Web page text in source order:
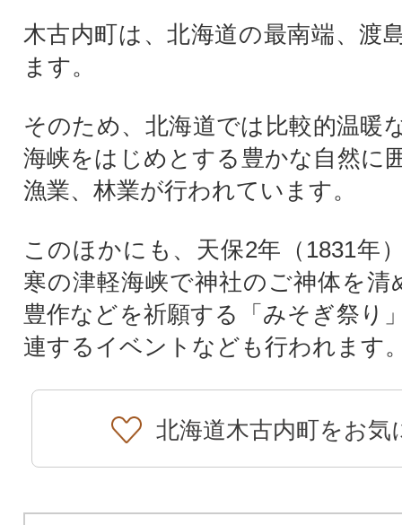
木古内町は、北海道の最南端、渡
ます。
そのため、北海道では比較的温暖
海峡をはじめとする豊かな自然に
漁業、林業が行われています。
このほかにも、天保2年（1831年
寒の津軽海峡で神社のご神体を清
豊作などを祈願する「みそぎ祭り
連するイベントなども行われます
北海道木古内町をお気